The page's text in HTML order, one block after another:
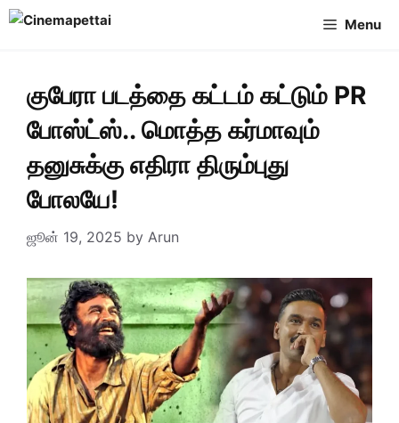
Skip
Menu
குபேரா படத்தை கட்டம் கட்டும் PR
போஸ்ட்ஸ்.. மொத்த கர்மாவும்
தனுசுக்கு எதிரா திரும்புது
போலயே!
ஜூன் 19, 2025 by Arun